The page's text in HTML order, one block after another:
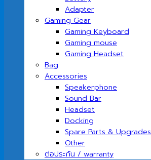
Adapter
Gaming Gear
Gaming Keyboard
Gaming mouse
Gaming Headset
Bag
Accessories
Speakerphone
Sound Bar
Headset
Docking
Spare Parts & Upgrades
Other
ต่อประกัน / warranty